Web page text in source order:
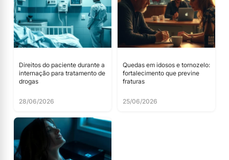
Direitos do paciente durante a
internação para tratamento de
drogas
28/06/2026
Quedas em idosos e tornozelo:
fortalecimento que previne
fraturas
25/06/2026